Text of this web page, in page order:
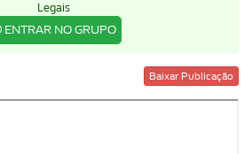
Legais
ENTRAR NO GRUPO
Baixar Publicação